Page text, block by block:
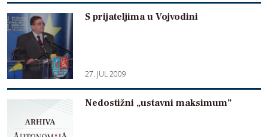
S prijateljima u Vojvodini
27. JUL 2009
Nedostižni „ustavni maksimum”